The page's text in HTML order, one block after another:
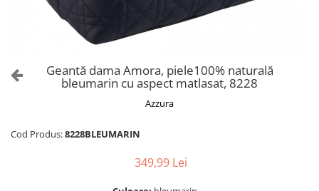
Genti Aurii
Genți Albe
Genți Bleumarin
Geantă dama Amora, piele100% naturală
bleumarin cu aspect matlasat, 8228
Azzura
Cod Produs:8228BLEUMARIN
349,99 Lei